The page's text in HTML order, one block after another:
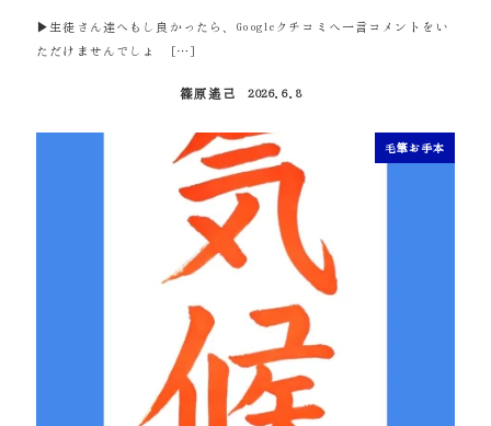
▶生徒さん達へもし良かったら、Googleクチコミへ一言コメントをい
ただけませんでしょ […]
篠原遙己
2026.6.8
毛筆お手本